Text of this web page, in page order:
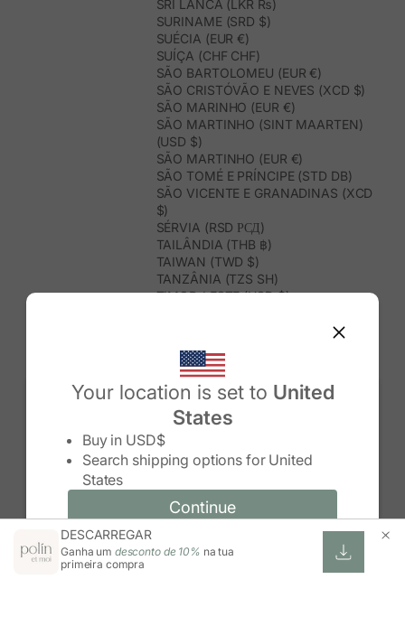
Your location is set to United
States
Buy in USD$
Search shipping options for United
States
Continue
Change country/region and language
Change country/region
Continue
SRI LANCA (LKR ₨)
SURINAME (SRD $)
SUÉCIA (EUR €)
SUÍÇA (CHF CHF)
SÃO BARTOLOMEU (EUR €)
SÃO CRISTÓVÃO E NEVES (XCD $)
SÃO MARINHO (EUR €)
SÃO MARTINHO (SINT MAARTEN)
(USD $)
SÃO MARTINHO (EUR €)
SÃO TOMÉ E PRÍNCIPE (STD DB)
SÃO VICENTE E GRANADINAS (XCD
$)
SÉRVIA (RSD РСД)
TAILÂNDIA (THB ฿)
TAIWAN (TWD $)
TANZÂNIA (TZS SH)
TIMOR-LESTE (USD $)
TRINDADE E TOBAGO (TTD $)
TUNÍSIA (USD $)
TURQUEMENISTÃO (USD $)
TURQUIA (TRY ₺)
TUVALU (AUD $)
UGANDA (UGX USH)
URUGUAI (UYU $U)
USBEQUISTÃO (UZS SO'M)
VENEZUELA (USD $)
VIETNAME (VND ₫)
WALLIS E FUTUNA (XPF FR)
ZIMBABUÉ (USD $)
DESCARREGAR
Ganha um desconto de 10% na tua
primeira compra